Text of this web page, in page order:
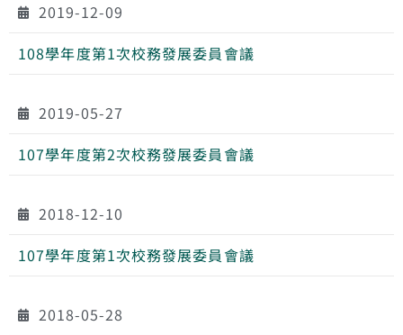
2019-12-09
108學年度第1次校務發展委員會議
2019-05-27
107學年度第2次校務發展委員會議
2018-12-10
107學年度第1次校務發展委員會議
2018-05-28